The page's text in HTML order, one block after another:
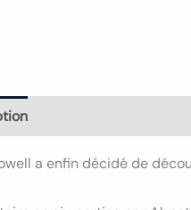
a enfin décidé de